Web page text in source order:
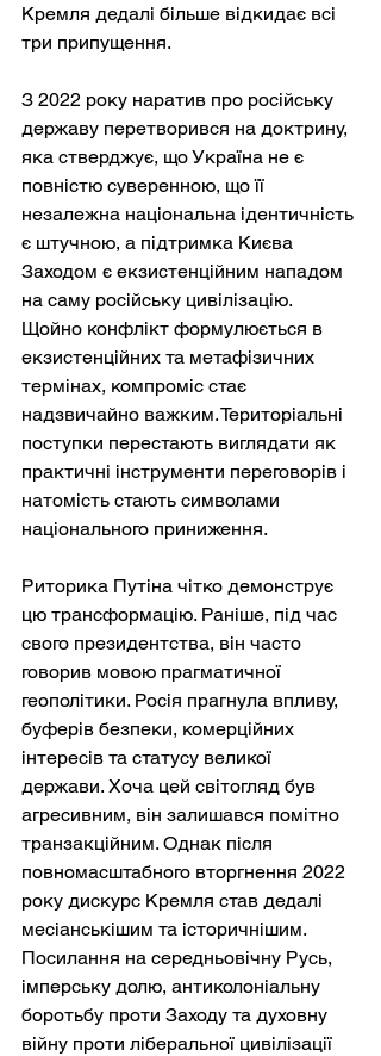
Кремля дедалі більше відкидає всі
три припущення.
З 2022 року наратив про російську
державу перетворився на доктрину,
яка стверджує, що Україна не є
повністю суверенною, що її
незалежна національна ідентичність
є штучною, а підтримка Києва
Заходом є екзистенційним нападом
на саму російську цивілізацію.
Щойно конфлікт формулюється в
екзистенційних та метафізичних
термінах, компроміс стає
надзвичайно важким. Територіальні
поступки перестають виглядати як
практичні інструменти переговорів і
натомість стають символами
національного приниження.
Риторика Путіна чітко демонструє
цю трансформацію. Раніше, під час
свого президентства, він часто
говорив мовою прагматичної
геополітики. Росія прагнула впливу,
буферів безпеки, комерційних
інтересів та статусу великої
держави. Хоча цей світогляд був
агресивним, він залишався помітно
транзакційним. Однак після
повномасштабного вторгнення 2022
року дискурс Кремля став дедалі
месіанськішим та історичнішим.
Посилання на середньовічну Русь,
імперську долю, антиколоніальну
боротьбу проти Заходу та духовну
війну проти ліберальної цивілізації